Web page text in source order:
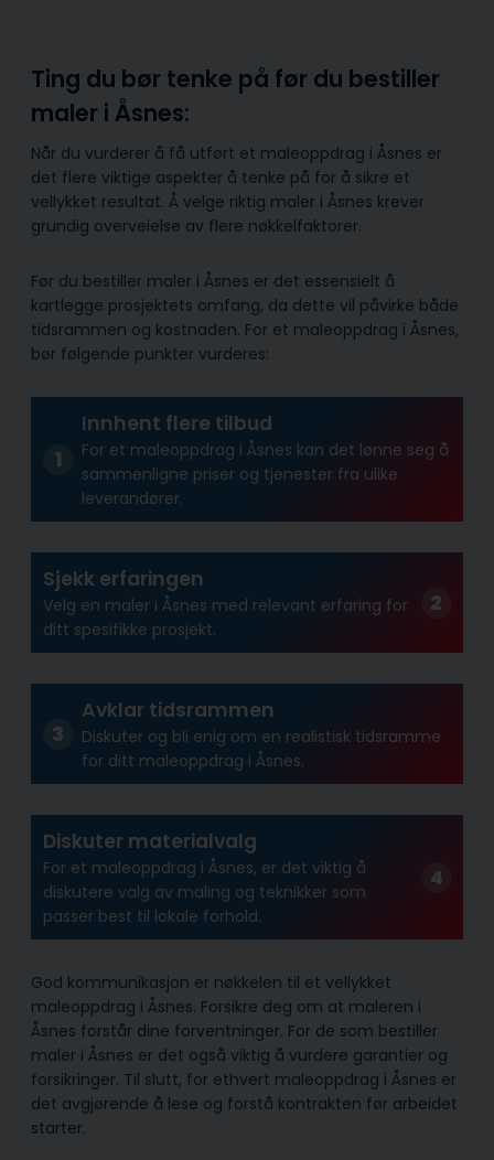
Ting du bør tenke på før du bestiller
maler i Åsnes:
Når du vurderer å få utført et maleoppdrag i Åsnes er
det flere viktige aspekter å tenke på for å sikre et
vellykket resultat. Å velge riktig maler i Åsnes krever
grundig overveielse av flere nøkkelfaktorer.
Før du bestiller maler i Åsnes er det essensielt å
kartlegge prosjektets omfang, da dette vil påvirke både
tidsrammen og kostnaden. For et maleoppdrag i Åsnes,
bør følgende punkter vurderes:
Innhent flere tilbud
For et maleoppdrag i Åsnes kan det lønne seg å
sammenligne priser og tjenester fra ulike
leverandører.
Sjekk erfaringen
Velg en maler i Åsnes med relevant erfaring for
ditt spesifikke prosjekt.
Avklar tidsrammen
Diskuter og bli enig om en realistisk tidsramme
for ditt maleoppdrag i Åsnes.
Diskuter materialvalg
For et maleoppdrag i Åsnes, er det viktig å
diskutere valg av maling og teknikker som
passer best til lokale forhold.
God kommunikasjon er nøkkelen til et vellykket
maleoppdrag i Åsnes. Forsikre deg om at maleren i
Åsnes forstår dine forventninger. For de som bestiller
maler i Åsnes er det også viktig å vurdere garantier og
forsikringer. Til slutt, for ethvert maleoppdrag i Åsnes er
det avgjørende å lese og forstå kontrakten før arbeidet
starter.